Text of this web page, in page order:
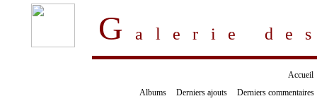
Galerie
Accueil
Albums
Derniers ajouts Derniers commentaires